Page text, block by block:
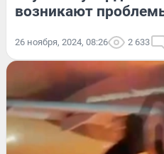
возникают
26 ноября, 2024, 08:26 2 633